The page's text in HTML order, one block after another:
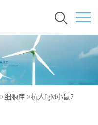
>细胞库 >抗人IgM小鼠7